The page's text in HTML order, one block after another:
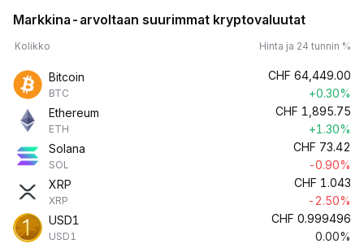
Markkina-arvoltaan suurimmat kryptovaluutat
Kolikko Hinta ja 24 tunnin %
Bitcoin
BTC
CHF 64,449.00
+0.30%
Ethereum
ETH
CHF 1,895.75
+1.30%
Solana
SOL
CHF 73.42
-0.90%
XRP
XRP
CHF 1.043
-2.50%
USD1
USD1
CHF 0.999496
0.00%